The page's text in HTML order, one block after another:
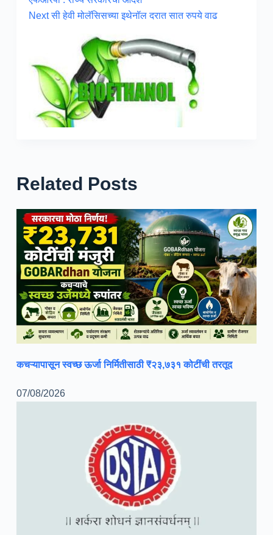
Nextसी हेवी मोलॅसिसच्या इथेनॉल दरात सात रुपये वाढ
Related Posts
कचऱ्यापासून स्वच्छ ऊर्जा निर्मितीसाठी ₹२३,७३१ कोटींची तरतूद
07/08/2026